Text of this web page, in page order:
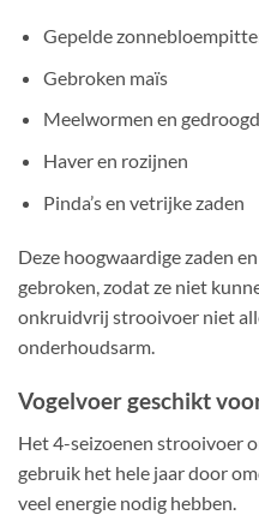
Gepelde
Gebroken maïs
Meelwormen en
Haver en rozijnen
Pinda’s en vetrijke zaden
Deze hoogwaardige zaden
gebroken, zodat ze niet
onkruidvrij strooivoer niet
onderhoudsarm.
Vogelvoer geschikt
Het 4-seizoenen strooivoer
gebruik het hele jaar door
veel energie nodig hebben.